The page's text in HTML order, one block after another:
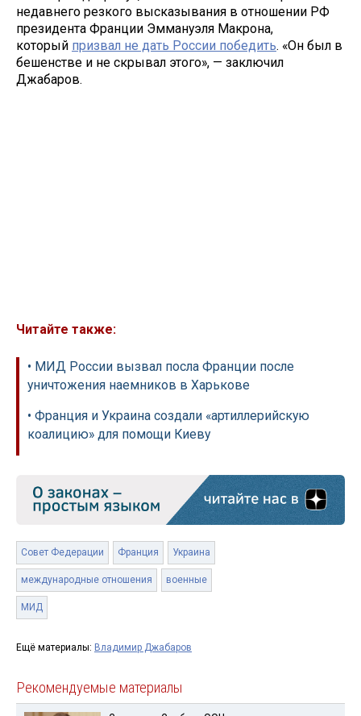
недавнего резкого высказывания в отношении РФ
президента Франции Эммануэля Макрона,
который призвал не дать России победить. «Он был в
бешенстве и не скрывал этого», — заключил
Джабаров.
Читайте также:
• МИД России вызвал посла Франции после
уничтожения наемников в Харькове
• Франция и Украина создали «артиллерийскую
коалицию» для помощи Киеву
Совет Федерации Франция Украина
международные отношения военные
МИД
Ещё материалы: Владимир Джабаров
Рекомендуемые материалы